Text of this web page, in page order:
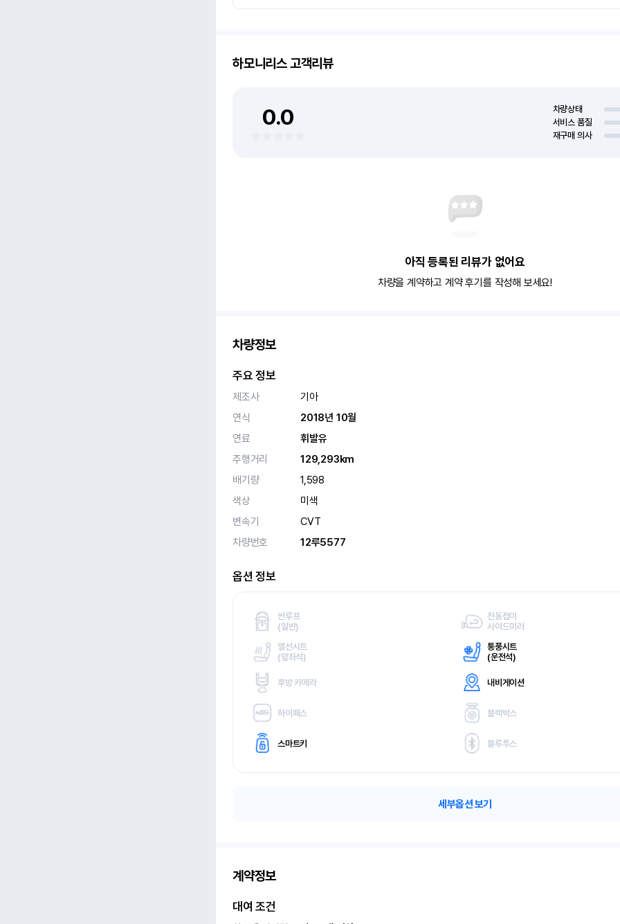
하모니리스고객리뷰
0.0 차량상태
서비스 품질
재구매 의사
아직 등록된 리뷰가 없어요
차량을 계약하고 계약 후기를 작성해 보세요!
차량정보
주요 정보
제조사
기아
연식
2018년 10월
연료
휘발유
주행거리
129,293km
배기량
1,598
색상
미색
변속기
CVT
차량번호
12루5577
옵션 정보
썬루프
(일반)
전동접이
사이드미러
열선시트
(앞좌석)
통풍시트
(운전석)
후방 카메라 내비게이션
하이패스 블랙박스
스마트키 블루투스
세부옵션 보기
계약정보
대여 조건